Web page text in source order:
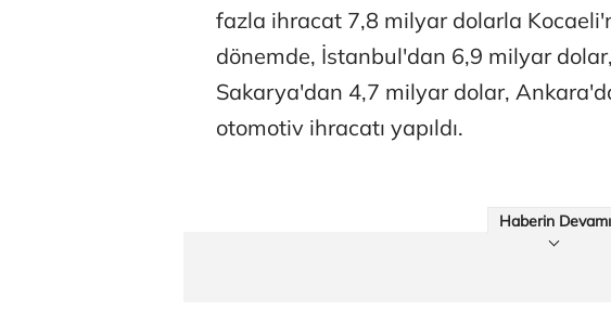
fazla ihracat 7,8 milyar dolarla
dönemde, İstanbul'dan 6,9 milyar
Sakarya'dan 4,7 milyar dolar,
otomotiv ihracatı yapıldı.
Haberin Devamı